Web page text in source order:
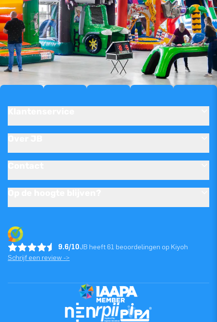
9.6/10JB heeft 61 beoordelingen op Kiyoh
Schrijf een review ->